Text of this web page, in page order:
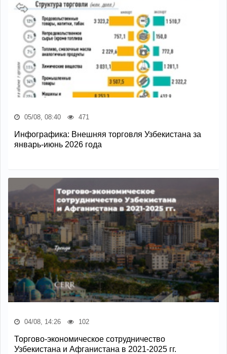
05/08, 08:40 471
Инфографика: Внешняя торговля Узбекистана за
январь-июнь 2026 года
04/08, 14:26 102
Торгово-экономическое сотрудничество
Узбекистана и Афганистана в 2021-2025 гг.